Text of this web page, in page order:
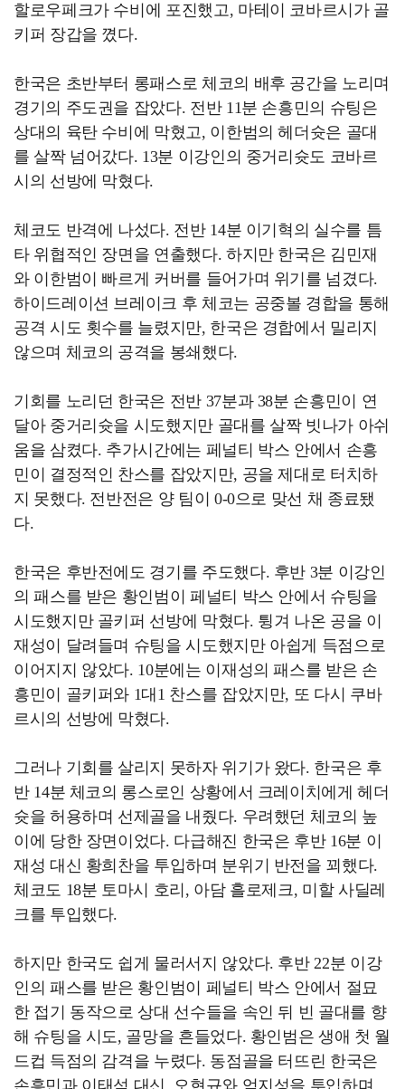
할로우페크가 수비에 포진했고, 마테이 코바르시가 골
키퍼 장갑을 꼈다.
한국은 초반부터 롱패스로 체코의 배후 공간을 노리며
경기의 주도권을 잡았다. 전반 11분 손흥민의 슈팅은
상대의 육탄 수비에 막혔고, 이한범의 헤더슛은 골대
를 살짝 넘어갔다. 13분 이강인의 중거리슛도 코바르
시의 선방에 막혔다.
체코도 반격에 나섰다. 전반 14분 이기혁의 실수를 틈
타 위협적인 장면을 연출했다. 하지만 한국은 김민재
와 이한범이 빠르게 커버를 들어가며 위기를 넘겼다.
하이드레이션 브레이크 후 체코는 공중볼 경합을 통해
공격 시도 횟수를 늘렸지만, 한국은 경합에서 밀리지
않으며 체코의 공격을 봉쇄했다.
기회를 노리던 한국은 전반 37분과 38분 손흥민이 연
달아 중거리슛을 시도했지만 골대를 살짝 빗나가 아쉬
움을 삼켰다. 추가시간에는 페널티 박스 안에서 손흥
민이 결정적인 찬스를 잡았지만, 공을 제대로 터치하
지 못했다. 전반전은 양 팀이 0-0으로 맞선 채 종료됐
다.
한국은 후반전에도 경기를 주도했다. 후반 3분 이강인
의 패스를 받은 황인범이 페널티 박스 안에서 슈팅을
시도했지만 골키퍼 선방에 막혔다. 튕겨 나온 공을 이
재성이 달려들며 슈팅을 시도했지만 아쉽게 득점으로
이어지지 않았다. 10분에는 이재성의 패스를 받은 손
흥민이 골키퍼와 1대1 찬스를 잡았지만, 또 다시 쿠바
르시의 선방에 막혔다.
그러나 기회를 살리지 못하자 위기가 왔다. 한국은 후
반 14분 체코의 롱스로인 상황에서 크레이치에게 헤더
슛을 허용하며 선제골을 내줬다. 우려했던 체코의 높
이에 당한 장면이었다. 다급해진 한국은 후반 16분 이
재성 대신 황희찬을 투입하며 분위기 반전을 꾀했다.
체코도 18분 토마시 호리, 아담 흘로제크, 미할 사딜레
크를 투입했다.
하지만 한국도 쉽게 물러서지 않았다. 후반 22분 이강
인의 패스를 받은 황인범이 페널티 박스 안에서 절묘
한 접기 동작으로 상대 선수들을 속인 뒤 빈 골대를 향
해 슈팅을 시도, 골망을 흔들었다. 황인범은 생애 첫 월
드컵 득점의 감격을 누렸다. 동점골을 터뜨린 한국은
손흥민과 이태석 대신, 오현규와 엄지성을 투입하며